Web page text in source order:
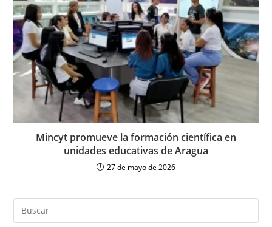
Mincyt promueve la formación científica en
unidades educativas de Aragua
27 de mayo de 2026